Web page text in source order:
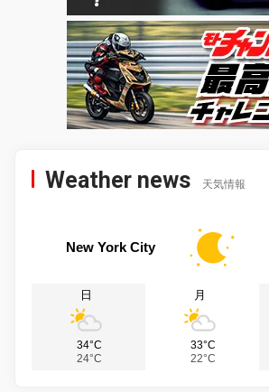
Weather news 天気情報
New York City
日
34°C
24°C
月
33°C
22°C